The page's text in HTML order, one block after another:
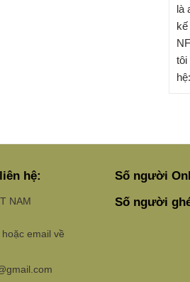
là
tôi
hệ:
NAM
email về
Số người
Số người